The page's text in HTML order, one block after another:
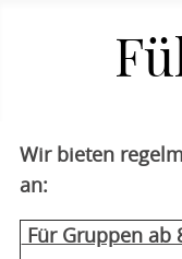
Wir bieten
an:
Für Gruppen ab